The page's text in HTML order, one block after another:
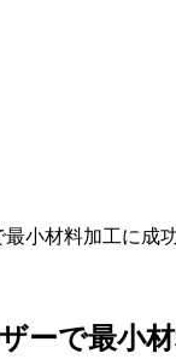
小材料加工に成
ーで最小